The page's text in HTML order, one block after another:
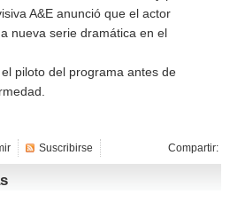
A&E anunció que el actor
nueva serie dramática en el
piloto del programa antes de
Compartir:
Suscribirse